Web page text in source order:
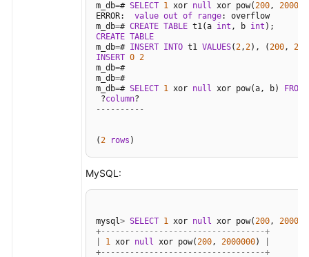
m_db=# SELECT 1 xor null xor pow(200,
ERROR: value out of range: overflow
m_db=# CREATE TABLE t1(a int , b int
CREATE TABLE
m_db=# INSERT INTO t1 VALUES(2,2), (200,
INSERT 0 2
m_db=#
m_db=#
m_db=# SELECT 1 xor null xor pow(a, b) FROM
?column
----------
(2 rows )
MySQL:
mysql> SELECT 1 xor null xor pow(200,
+----------------------------------+
1 xor null xor pow(200, 2000000)
+----------------------------------+